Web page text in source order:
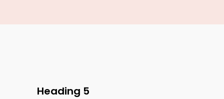
Heading 5